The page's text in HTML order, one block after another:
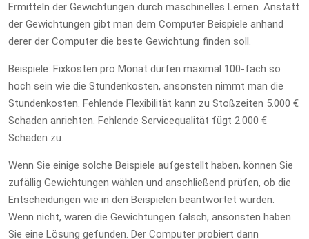
Ermitteln der Gewichtungen durch maschinelles Lernen. Anstatt
der Gewichtungen gibt man dem Computer Beispiele anhand
derer der Computer die beste Gewichtung finden soll.
Beispiele: Fixkosten pro Monat dürfen maximal 100-fach so
hoch sein wie die Stundenkosten, ansonsten nimmt man die
Stundenkosten. Fehlende Flexibilität kann zu Stoßzeiten 5.000 €
Schaden anrichten. Fehlende Servicequalität fügt 2.000 €
Schaden zu.
Wenn Sie einige solche Beispiele aufgestellt haben, können Sie
zufällig Gewichtungen wählen und anschließend prüfen, ob die
Entscheidungen wie in den Beispielen beantwortet wurden.
Wenn nicht, waren die Gewichtungen falsch, ansonsten haben
Sie eine Lösung gefunden. Der Computer probiert dann